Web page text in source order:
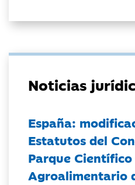
Noticias
España:
Estatutos del
Parque
Agroalimentario